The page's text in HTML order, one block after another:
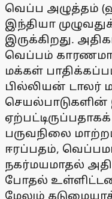
வெப்ப அழுத்தம்
இந்தியா
இருக்கிறது.
வெப்பம்
மக்கள்
பில்லியன் டாலர்
செயல்பாடுகளின்
பருவநிலை
ஈரப்பதம்,
நகர்மயமாதல்
போதல்
மேலும்